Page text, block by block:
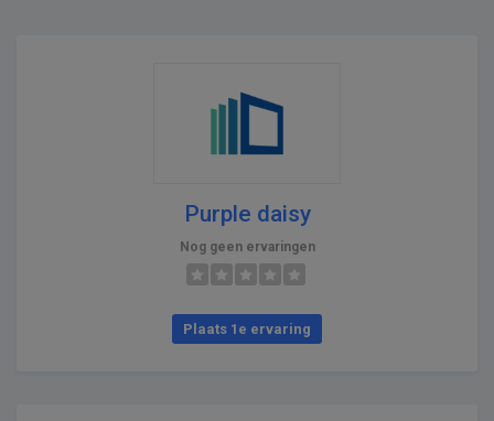
Purple daisy
Nog geen ervaringen
Plaats 1e ervaring